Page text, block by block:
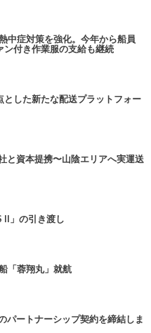
中症対策を強化。今年から船員
付き作業服の支給も継続
した新たな配送プラットフォー
資本提携〜山陰エリアへ実運送
II」の引き渡し
「蓉翔丸」就航
パートナーシップ契約を締結しま